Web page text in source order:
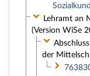
Lehramt an
(Version WiSe
der